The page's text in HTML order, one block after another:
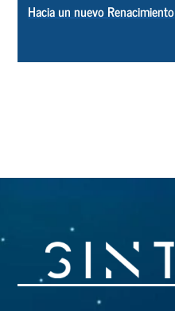
Hacia un nuevo Renacimiento